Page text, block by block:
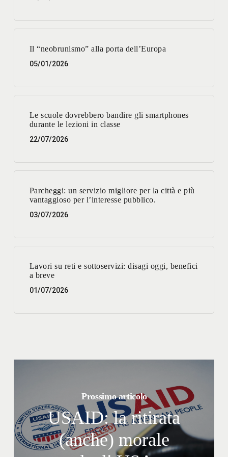
Il “neobrunismo” alla porta dell’Europa
05/01/2026
Le scuole dovrebbero bandire gli smartphones
durante le lezioni in classe
22/07/2026
Parcheggi: un servizio migliore per la città e più
vantaggioso per l’interesse pubblico.
03/07/2026
Lavori su reti e sottoservizi: disagi oggi, benefici
a breve
01/07/2026
Prossimo articolo
USAID: la ritirata
(anche) morale